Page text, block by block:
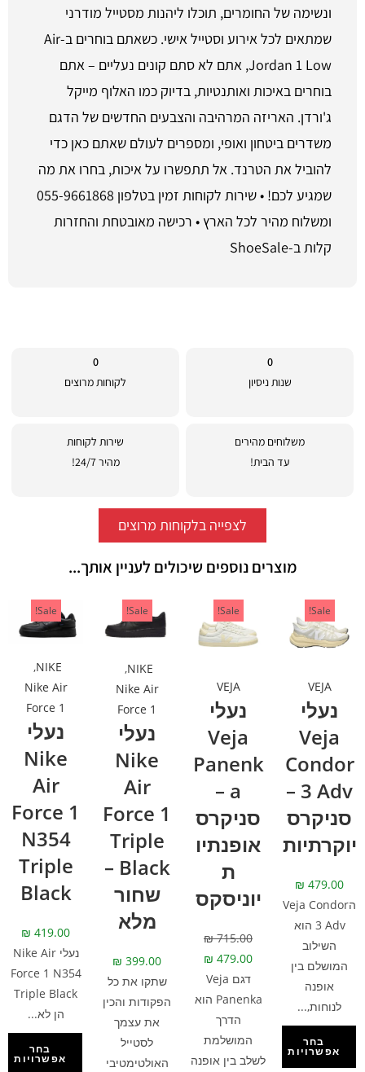
ונשימה של החומרים, תוכלו ליהנות מסטייל מודרני
שמתאים לכל אירוע וסטייל אישי. כשאתם בוחרים ב-Air
Jordan 1 Low, אתם לא סתם קונים נעליים – אתם
בוחרים באיכות ואותנטיות, בדיוק כמו האלוף מייקל
ג'ורדן. האריזה המרהיבה והצבעים החדשים של הדגם
משדרים ביטחון ואופי, ומספרים לעולם שאתם כאן כדי
להוביל את הטרנד. אל תתפשרו על איכות, בחרו את מה
שמגיע לכם! • שירות לקוחות זמין בטלפון 055-9661868
ומשלוח מהיר לכל הארץ • רכישה מאובטחת והחזרות
קלות ב-ShoeSale
0
שנות ניסיון
0
לקוחות מרוצים
משלוחים מהירים
עד הבית!
שירות לקוחות
מהיר 24/7!
לצפייה בלקוחות מרוצים
מוצרים נוספים שיכולים לעניין אותך...
Sale!
VEJA
נעלי
Veja
Condor
3 Adv –
סניקרס
יוקרתיות
₪ 479.00
הVeja Condor
3 Adv הוא
השילוב
המושלם בין
אופנה
לנוחות,...
בחר
אפשרויות
Sale!
VEJA
נעלי
Veja
Panenk
a –
סניקרס
אופנתיו
ת
יוניסקס
₪715.00
₪ 479.00
דגם Veja
Panenka הוא
הדרך
המושלמת
לשלב בין אופנה
Sale!
NIKE
,
Nike Air
Force 1
נעלי
Nike
Air
Force 1
Triple
Black –
שחור
מלא
₪ 399.00
שתקו את כל
הפקודות והכין
את עצמך
לסטייל
האולטימטיבי
Sale!
NIKE
,
Nike Air
Force 1
נעלי
Nike
Air
Force 1
N354
Triple
Black
₪ 419.00
נעלי Nike Air
Force 1 N354
Triple Black
הן לא...
בחר
אפשרויות